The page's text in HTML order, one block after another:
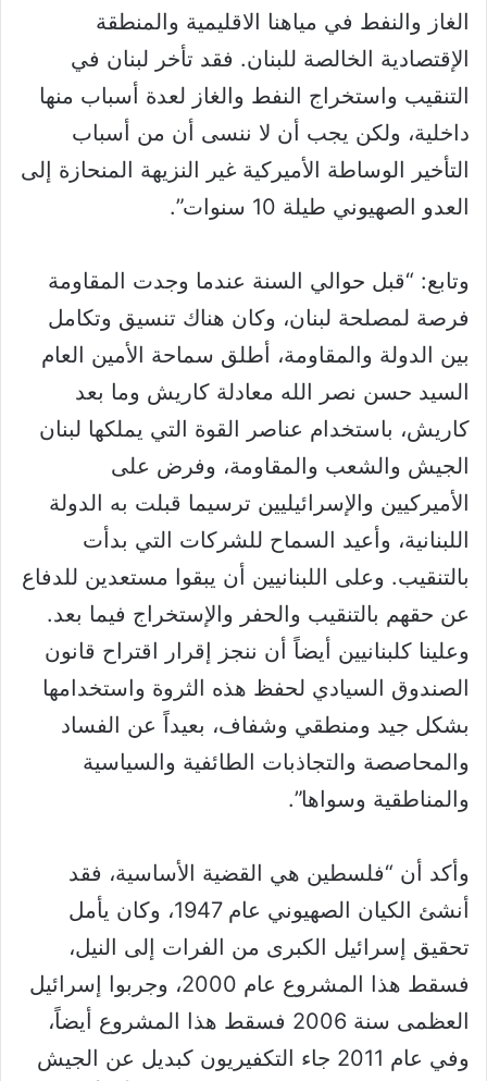
الغاز والنفط في مياهنا الاقليمية والمنطقة
الإقتصادية الخالصة للبنان. فقد تأخر لبنان في
التنقيب واستخراج النفط والغاز لعدة أسباب منها
داخلية، ولكن يجب أن لا ننسى أن من أسباب
التأخير الوساطة الأميركية غير النزيهة المنحازة إلى
العدو الصهيوني طيلة 10 سنوات”.
وتابع: “قبل حوالي السنة عندما وجدت المقاومة
فرصة لمصلحة لبنان، وكان هناك تنسيق وتكامل
بين الدولة والمقاومة، أطلق سماحة الأمين العام
السيد حسن نصر الله معادلة كاريش وما بعد
كاريش، باستخدام عناصر القوة التي يملكها لبنان
الجيش والشعب والمقاومة، وفرض على
الأميركيين والإسرائيليين ترسيما قبلت به الدولة
اللبنانية، وأعيد السماح للشركات التي بدأت
بالتنقيب. وعلى اللبنانيين أن يبقوا مستعدين للدفاع
عن حقهم بالتنقيب والحفر والإستخراج فيما بعد.
وعلينا كلبنانيين أيضاً أن ننجز إقرار اقتراح قانون
الصندوق السيادي لحفظ هذه الثروة واستخدامها
بشكل جيد ومنطقي وشفاف، بعيداً عن الفساد
والمحاصصة والتجاذبات الطائفية والسياسية
والمناطقية وسواها”.
وأكد أن “فلسطين هي القضية الأساسية، فقد
أنشئ الكيان الصهيوني عام 1947، وكان يأمل
تحقيق إسرائيل الكبرى من الفرات إلى النيل،
فسقط هذا المشروع عام 2000، وجربوا إسرائيل
العظمى سنة 2006 فسقط هذا المشروع أيضاً،
وفي عام 2011 جاء التكفيريون كبديل عن الجيش